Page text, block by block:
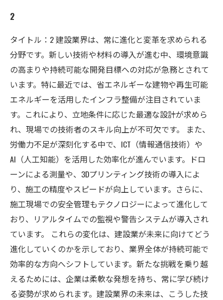
2
タイトル：2 建設業界は、常に進化と変革を求められる
分野です。新しい技術や材料の導入が進む中、環境意識
の高まりや持続可能な開発目標への対応が急務とされて
います。特に最近では、省エネルギーな建物や再生可能
エネルギーを活用したインフラ整備が注目されていま
す。これにより、立地条件に応じた最適な設計が求めら
れ、現場での技術者のスキル向上が不可欠です。 また、
労働力不足が深刻化する中で、ICT（情報通信技術）や
AI（人工知能）を活用した効率化が進んでいます。ドロ
ーンによる測量や、3Dプリンティング技術の導入によ
り、施工の精度やスピードが向上しています。さらに、
施工現場での安全管理もテクノロジーによって進化して
おり、リアルタイムでの監視や警告システムが導入され
ています。 これらの変化は、建設業が未来に向けてどう
進化していくのかを示しており、業界全体が持続可能で
効率的な方向へシフトしています。新たな挑戦を乗り越
えるためには、企業は柔軟な発想を持ち、常に学び続け
る姿勢が求められます。建設業界の未来は、こうした技